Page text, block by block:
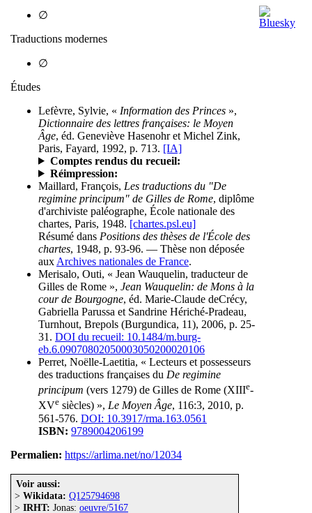
∅
Traductions modernes
∅
Études
Lefèvre, Sylvie, « Information des Princes »,
Dictionnaire des lettres françaises: le Moyen
Âge, éd. Geneviève Hasenohr et Michel Zink,
Paris, Fayard, 1992, p. 713. [IA]
Comptes rendus du recueil:
Réimpression:
Maillard, François, Les traductions du "De
regimine principum" de Gilles de Rome, diplôme
d'archiviste paléographe, École nationale des
chartes, Paris, 1948. [chartes.psl.eu]
Résumé dans Positions des thèses de l'École des
chartes, 1948, p. 93-96. — Thèse non déposée
aux Archives nationales de France.
Merisalo, Outi, « Jean Wauquelin, traducteur de
Gilles de Rome », Jean Wauquelin: de Mons à la
cour de Bourgogne, éd. Marie-Claude deCrécy,
Gabriella Parussa et Sandrine Hériché-Pradeau,
Turnhout, Brepols (Burgundica, 11), 2006, p. 25-
31. DOI du recueil: 10.1484/m.burg-
eb.6.09070802050003050200020106
Perret, Noëlle-Laetitia, « Lecteurs et possesseurs
des traductions françaises du De regimine
principum (vers 1279) de Gilles de Rome (XIIIe-
XVe siècles) », Le Moyen Âge, 116:3, 2010, p.
561-576. DOI: 10.3917/rma.163.0561
ISBN: 9789004206199
Permalien: https://arlima.net/no/12034
Voir aussi:
> Wikidata: Q125794698
> IRHT: Jonas: oeuvre/5167